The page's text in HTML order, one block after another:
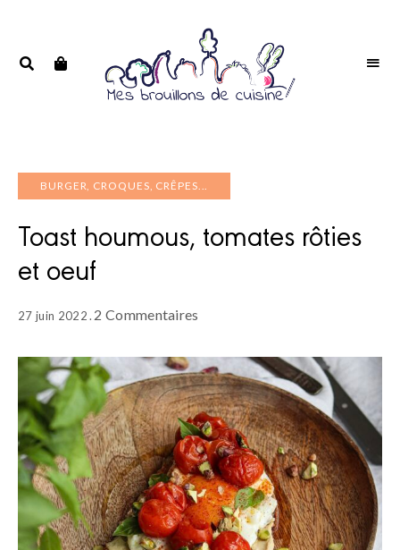
BURGER, CROQUES, CRÊPES...
Toast houmous, tomates rôties
et oeuf
27 juin 2022 2 Commentaires